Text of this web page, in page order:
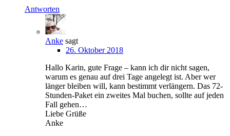
Antworten
Anke sagt
26. Oktober 2018
Hallo Karin, gute Frage – kann ich dir nicht sagen,
warum es genau auf drei Tage angelegt ist. Aber wer
länger bleiben will, kann bestimmt verlängern. Das 72-
Stunden-Paket ein zweites Mal buchen, sollte auf jeden
Fall gehen…
Liebe Grüße
Anke